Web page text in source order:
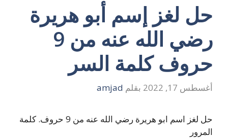
حل لغز إسم أبو هريرة
رضي الله عنه من 9
حروف كلمة السر
أغسطس 17, 2022 بقلم amjad
حل لغز اسم ابو هريرة رضي الله عنه من 9 حروف. كلمة
المرور